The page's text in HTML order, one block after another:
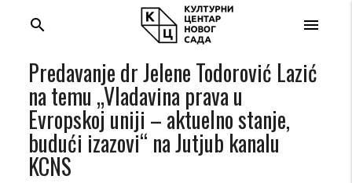
menu
search
Predavanje dr Jelene Todorović Lazić
na temu „Vladavina prava u
Evropskoj uniji – aktuelno stanje,
budući izazovi“ na Jutjub kanalu
KCNS